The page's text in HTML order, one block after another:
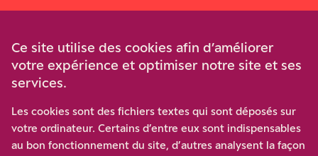
Participez à notre effort pour conforter la démocratie en
luttant contre l’ascension aux extrêmes, et la
Ce site utilise des cookies afin d’améliorer
votre expérience et optimiser notre site et ses
services.
Les cookies sont des fichiers textes qui sont déposés sur
votre ordinateur. Certains d’entre eux sont indispensables
au bon fonctionnement du site, d’autres analysent la façon